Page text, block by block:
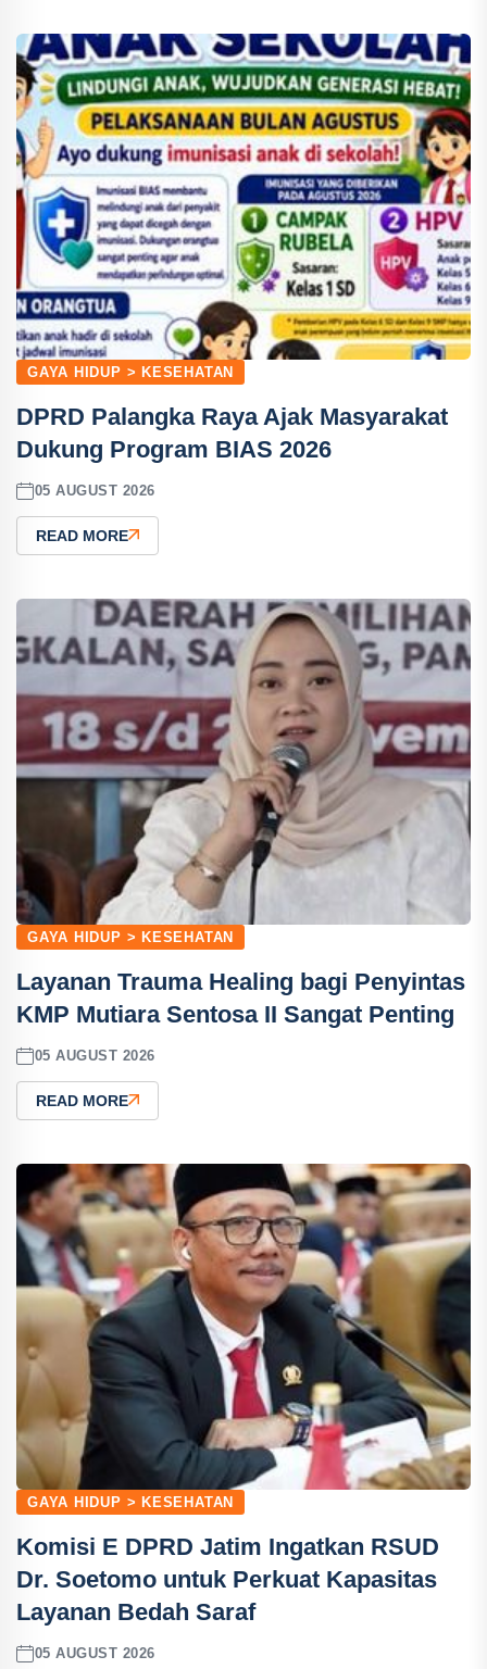
GAYA HIDUP > KESEHATAN
DPRD Palangka Raya Ajak Masyarakat
Dukung Program BIAS 2026
05 AUGUST 2026
READ MORE
GAYA HIDUP > KESEHATAN
Layanan Trauma Healing bagi Penyintas
KMP Mutiara Sentosa II Sangat Penting
05 AUGUST 2026
READ MORE
GAYA HIDUP > KESEHATAN
Komisi E DPRD Jatim Ingatkan RSUD
Dr. Soetomo untuk Perkuat Kapasitas
Layanan Bedah Saraf
05 AUGUST 2026